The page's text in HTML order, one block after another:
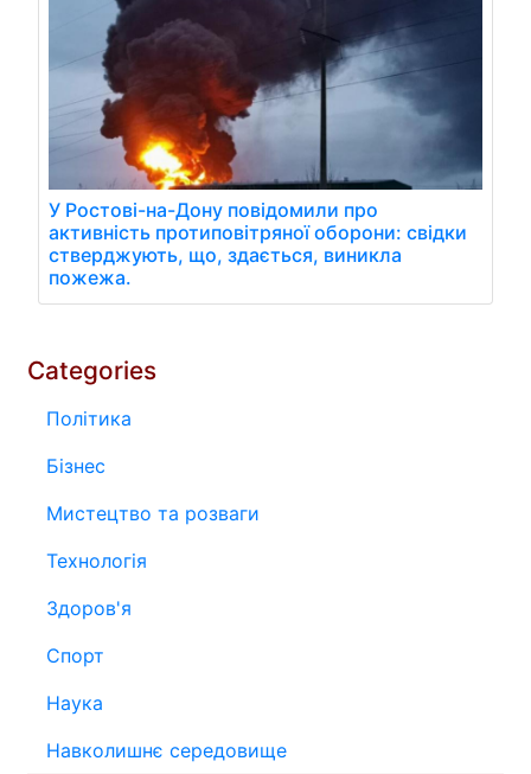
У Ростові-на-Дону повідомили про
активність протиповітряної оборони: свідки
стверджують, що, здається, виникла
пожежа.
Categories
Політика
Бізнес
Мистецтво та розваги
Технологія
Здоров'я
Спорт
Наука
Навколишнє середовище